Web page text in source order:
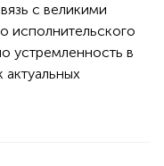
с великими
исполнительского
устремленность в